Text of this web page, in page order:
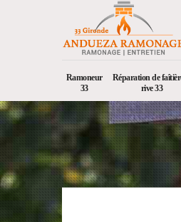
Ramoneur
33
Réparation de
rive 33